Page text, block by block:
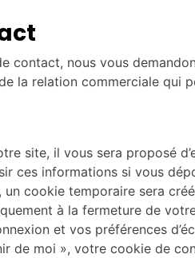
contact, nous vous
la relation commerciale qui
site, il vous sera proposé
ces informations si vous
cookie temporaire sera
à la fermeture de
et vos préférences
de moi », votre cookie de